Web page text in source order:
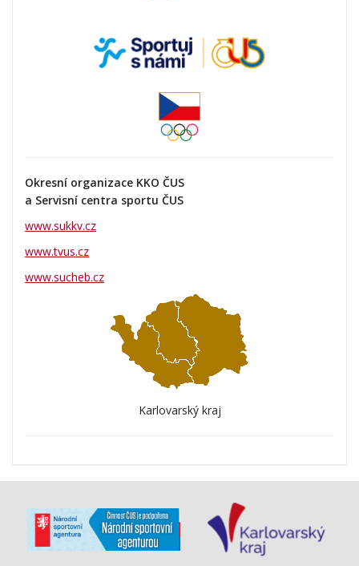
Okresní organizace KKO ČUS
a Servisní centra sportu ČUS
www.sukkv.cz
www.tvus.cz
www.sucheb.cz
Karlovarský kraj